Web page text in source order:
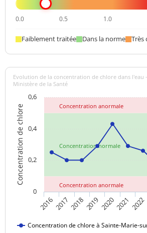
0.0 0.5 1.0
Faiblement traitée Dans la norme Très
Concentration normale
Concentration anormale
Concentration anormale
Concentration de chlore
Evolution de la concentration de chlore dans l'eau
Ministère de la Santé
Concentration de chlore à Sainte-Marie-
20162017 2018201920202021 2022
0
0,2
0,4
0,6